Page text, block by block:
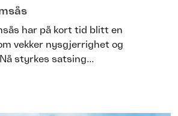
har på kort tid blitt en
vekker nysgjerrighet og
styrkes satsing...